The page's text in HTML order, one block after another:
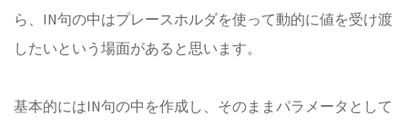
ら、IN句の中はプレースホルダを使って動的に値を受け渡
したいという場面があると思います。
基本的にはIN句の中を作成し、そのままパラメータとして